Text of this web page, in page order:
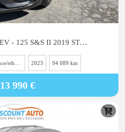
Puma 1.0 Flexifuel mHEV - 125 S&S II 2019 ST Line PHASE 1
2023 94 089 km
13 990 €